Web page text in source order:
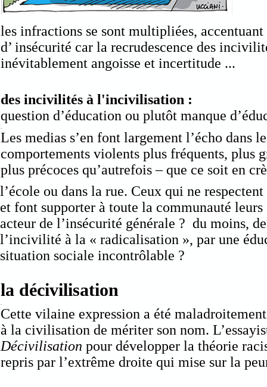
des incivilités à l'incivilisation :
question d’éducation ou plutôt manque
.
Les medias s’en font largement l’écho dans
comportements violents plus fréquents, plus
plus précoces qu’autrefois – que ce soit en
les infractions se sont multipliées, accentuant
d’ insécurité car la recrudescence des
inévitablement angoisse et incertitude ...
l’école ou dans la rue. Ceux qui ne
et font supporter à toute la communauté
acteur de l’insécurité générale ? du moins,
l’incivilité à la « radicalisation », par une
situation sociale incontrôlable ?
la décivilisation
.
Cette vilaine expression a été
à la civilisation de mériter son nom.
Décivilisation pour développer la théorie
repris par l’extrême droite qui mise sur la